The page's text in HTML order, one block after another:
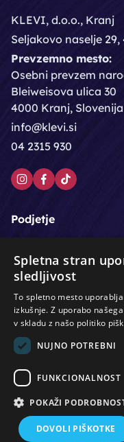
KLEVI, d.o.o., Kranj
Seljakovo naselje
Prevzemno mesto:
Osebni prevzem
Bleiweisova ulica 30
4000 Kranj, Slovenija
info@klevi.si
04 2315 930
Podjetje
Moj račun
Podpora strankam
Lasje & nega las /
Oprema za salone /
© Vse pravice
Spletna stran
sledljivost
To spletno mesto
izkušnje. Z uporabo
v skladu z našo politiko
NUJNO POTREBNI
FUNKCIONALNOST
POKAŽI
DOVOLI PIŠKOTKE